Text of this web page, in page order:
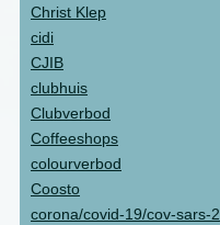
Christ Klep
cidi
CJIB
clubhuis
Clubverbod
Coffeeshops
colourverbod
Coosto
corona/covid-19/cov-sars-2